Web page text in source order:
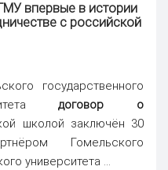
впервые в истории
с российской
государственного
договор о
школой заключён 30
Гомельского
университета ...